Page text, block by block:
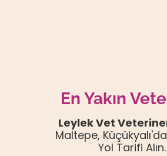
En Yakın
Leylek Vet
Maltepe,
Yol Tarifi Alın.